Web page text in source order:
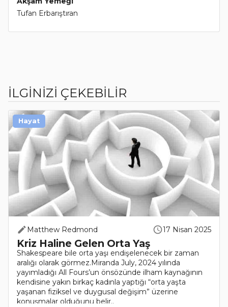
Tufan Erbarıştıran
İLGİNİZİ ÇEKEBİLİR
Matthew Redmond 17 Nisan 2025
Kriz Haline Gelen Orta Yaş
Shakespeare bile orta yaşı endişelenecek bir zaman
aralığı olarak görmez.Miranda July, 2024 yılında
yayımladığı All Fours’un önsözünde ilham kaynağının
kendisine yakın birkaç kadınla yaptığı “orta yaşta
yaşanan fiziksel ve duygusal değişim” üzerine
konuşmalar olduğunu belir..
Hayat